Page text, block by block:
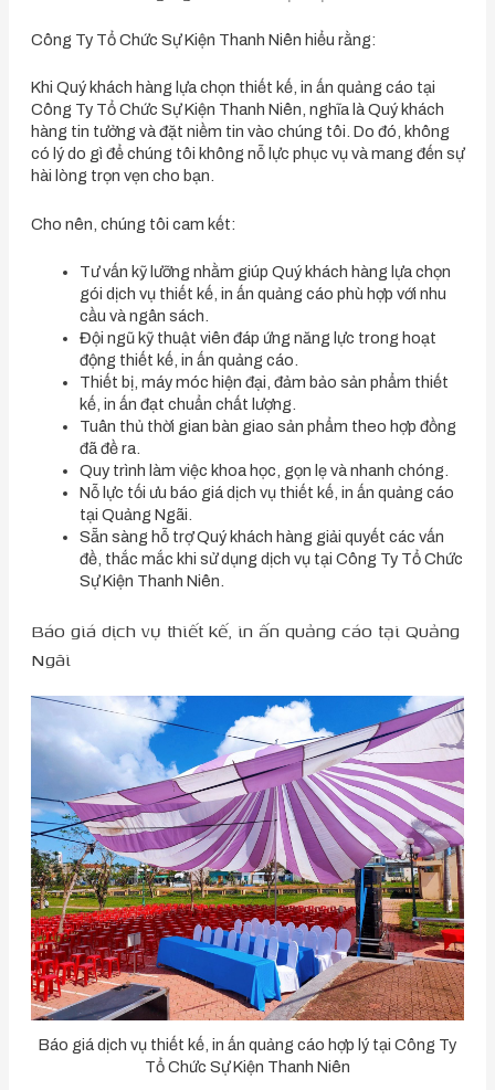
Công Ty Tổ Chức Sự Kiện Thanh Niên hiểu rằng:
Khi Quý khách hàng lựa chọn thiết kế, in ấn quảng cáo tại
Công Ty Tổ Chức Sự Kiện Thanh Niên, nghĩa là Quý khách
hàng tin tưởng và đặt niềm tin vào chúng tôi. Do đó, không
có lý do gì để chúng tôi không nỗ lực phục vụ và mang đến sự
hài lòng trọn vẹn cho bạn.
Cho nên, chúng tôi cam kết:
Tư vấn kỹ lưỡng nhằm giúp Quý khách hàng lựa chọn
gói dịch vụ thiết kế, in ấn quảng cáo phù hợp với nhu
cầu và ngân sách.
Đội ngũ kỹ thuật viên đáp ứng năng lực trong hoạt
động thiết kế, in ấn quảng cáo.
Thiết bị, máy móc hiện đại, đảm bảo sản phẩm thiết
kế, in ấn đạt chuẩn chất lượng.
Tuân thủ thời gian bàn giao sản phẩm theo hợp đồng
đã đề ra.
Quy trình làm việc khoa học, gọn lẹ và nhanh chóng.
Nỗ lực tối ưu báo giá dịch vụ thiết kế, in ấn quảng cáo
tại Quảng Ngãi.
Sẵn sàng hỗ trợ Quý khách hàng giải quyết các vấn
đề, thắc mắc khi sử dụng dịch vụ tại Công Ty Tổ Chức
Sự Kiện Thanh Niên.
Báo giá dịch vụ thiết kế, in ấn quảng cáo tại Quảng
Ngãi
Báo giá dịch vụ thiết kế, in ấn quảng cáo hợp lý tại Công Ty
Tổ Chức Sự Kiện Thanh Niên